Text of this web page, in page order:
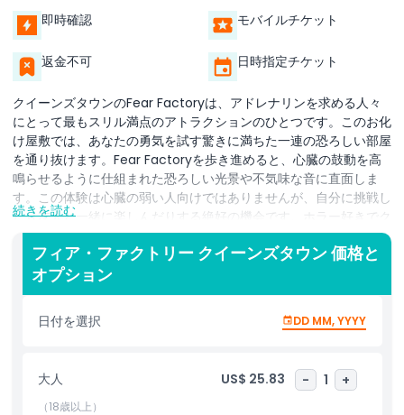
即時確認 モバイルチケット
返金不可 日時指定チケット
クイーンズタウンのFear Factoryは、アドレナリンを求める人々
にとって最もスリル満点のアトラクションのひとつです。このお化
け屋敷では、あなたの勇気を試す驚きに満ちた一連の恐ろしい部屋
を通り抜けます。Fear Factoryを歩き進めると、心臓の鼓動を高
鳴らせるように仕組まれた恐ろしい光景や不気味な音に直面しま
す。この体験は心臓の弱い人向けではありませんが、自分に挑戦し
たり友人と一緒に楽しんだりする絶好の機会です。ホラー好きでク
イーンズタウンでユニークな体験を求める人には完璧な場所です。
クイーンズタウンのFear Factoryは、安全な環境で楽しく不気味
な冒険を提供しており、スリルを求める人やホラー愛好家にとって
見逃せないスポットです。家族や友人とクイーンズタウンを訪れる
際にも、このお化け屋敷は興奮と恐怖に満ちた忘れられない体験を
提供します。
ハイライト
続きを読む
フィア・ファクトリー クイーンズタウン 価格と
オプション
日付を選択 DD MM, YYYY
大人 US$ 25.83 - 1 +
（18歳以上）